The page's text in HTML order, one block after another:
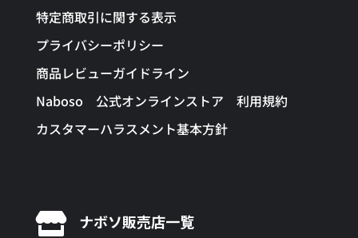
特定商取引に関する表示
プライバシーポリシー
商品レビューガイドライン
Naboso 公式オンラインストア 利用規約
カスタマーハラスメント基本方針
 ナボソ販売店一覧